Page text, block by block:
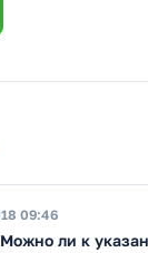
09:46
ли к